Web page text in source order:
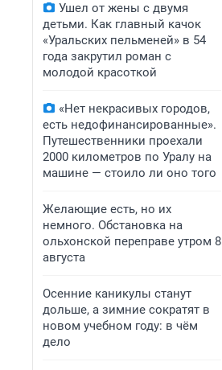
Ушел от жены с двумя
детьми. Как главный качок
«Уральских пельменей» в 54
года закрутил роман с
молодой красоткой
«Нет некрасивых городов,
есть недофинансированные».
Путешественники проехали
2000 километров по Уралу на
машине — стоило ли оно того
Желающие есть, но их
немного. Обстановка на
ольхонской переправе утром 8
августа
Осенние каникулы станут
дольше, а зимние сократят в
новом учебном году: в чём
дело